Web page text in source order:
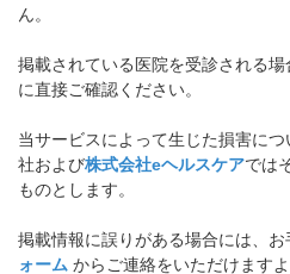
ん。
掲載されている医院を受診される
に直接ご確認ください。
当サービスによって生じた損害に
社および株式会社eヘルスケアでは
ものとします。
掲載情報に誤りがある場合には、お
ォーム からご連絡をいただけます